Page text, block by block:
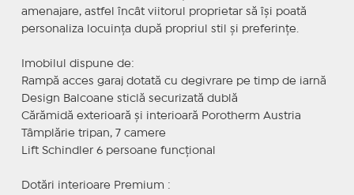
amenajare, astfel încât viitorul proprietar să își poată
personaliza locuința după propriul stil și preferințe.
Imobilul dispune de:
Rampă acces garaj dotată cu degivrare pe timp de iarnă
Design Balcoane sticlă securizată dublă
Cărămidă exterioară și interioară Porotherm Austria
Tâmplărie tripan, 7 camere
Lift Schindler 6 persoane funcțional
Dotări interioare Premium :